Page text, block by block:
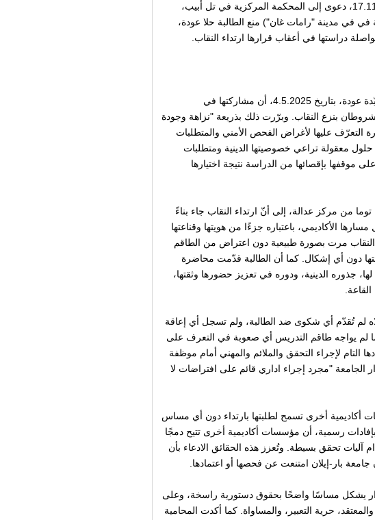
قدّم مركز عدالة الحقوقي، يوم الإثنين، 17.11.2025، دعوى إلى المحكمة المركزية في تل أبيب،
في في مدينة "رامات غان") منع الطالبة حلا عودة،
دراستها في أعقاب قرارها ارتداء النقاب.
تأتي الدعوى بعد أن أبلغت جامعة بار-إيلان السيّدة عودة، بتاريخ 4.5.2025، أن مشاركتها في
بنزع النقاب. وبرّرت ذلك بذريعة "نزاهة وجودة
التعرّف عليها لأغراض الفحص الأمني والمتطلبات
حلول معقولة تراعي خصوصيتها الدينية ومتطلبات
موقفها بإقصائها من الدراسة نتيجة اختيارها
من مركز عدالة، إلى أنّ ارتداء النقاب جاء بناءً
الأكاديمي، باعتباره جزءًا من هويتها وقناعتها
النقاب مرت بصورة طبيعية دون اعتراض من الطاقم
دون أي إشكال. كما أن الطالبة قدّمت محاضرة
جذوره الدينية، ودوره في تعزيز حضورها وثقتها،
لم تُقدّم أي شكوى ضد الطالبة، ولم تسجل أي إعاقة
كما لم يواجه طاقم التدريس أي صعوبة في التعرف على
التام لإجراء التحقق والملائم والمهني أمام موظفة
الجامعة "مجرد إجراء اداري قائم على افتراضات لا
أخرى تسمح لطلبتها بارتداء دون أي مساس
رسمية، أن مؤسسات أكاديمية أخرى تتيح دمجًا
آليات تحقق بسيطة. وتُعزز هذه الحقائق الادعاء بأن
جامعة بار-إيلان امتنعت عن فحصها أو اعتمادها.
يشكل مساسًا واضحًا بحقوق دستورية راسخة، وعلى
حرية التعبير، والمساواة. كما أكدت المحامية